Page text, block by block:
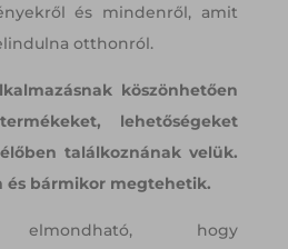
és mindenről, amit
otthonról.
köszönhetően
lehetőségeket
találkoznának velük.
és bármikor megtehetik.
elmondható, hogy